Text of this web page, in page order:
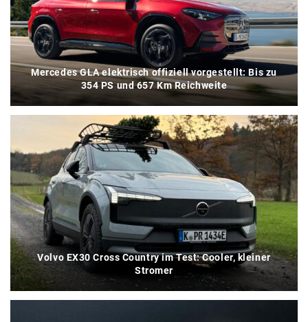
Mercedes GLA elektrisch offiziell vorgestellt: Bis zu
354 PS und 657 Km Reichweite
Volvo EX30 Cross Country im Test: Cooler, kleiner
Stromer